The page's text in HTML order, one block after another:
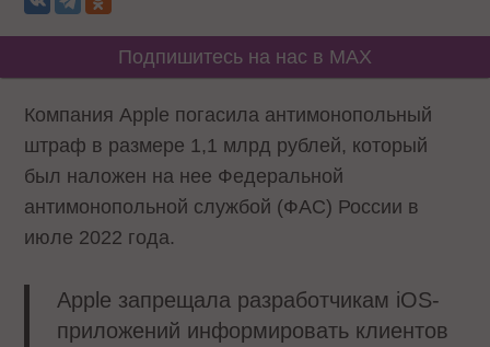
Подпишитесь на нас в MAX
Компания Apple погасила антимонопольный
штраф в размере 1,1 млрд рублей, который
был наложен на нее Федеральной
антимонопольной службой (ФАС) России в
июле 2022 года.
Apple запрещала разработчикам iOS-
приложений информировать клиентов